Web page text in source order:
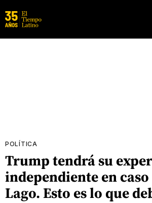
POLÍTICA
Trump tendrá su
independiente en
Lago. Esto es lo que